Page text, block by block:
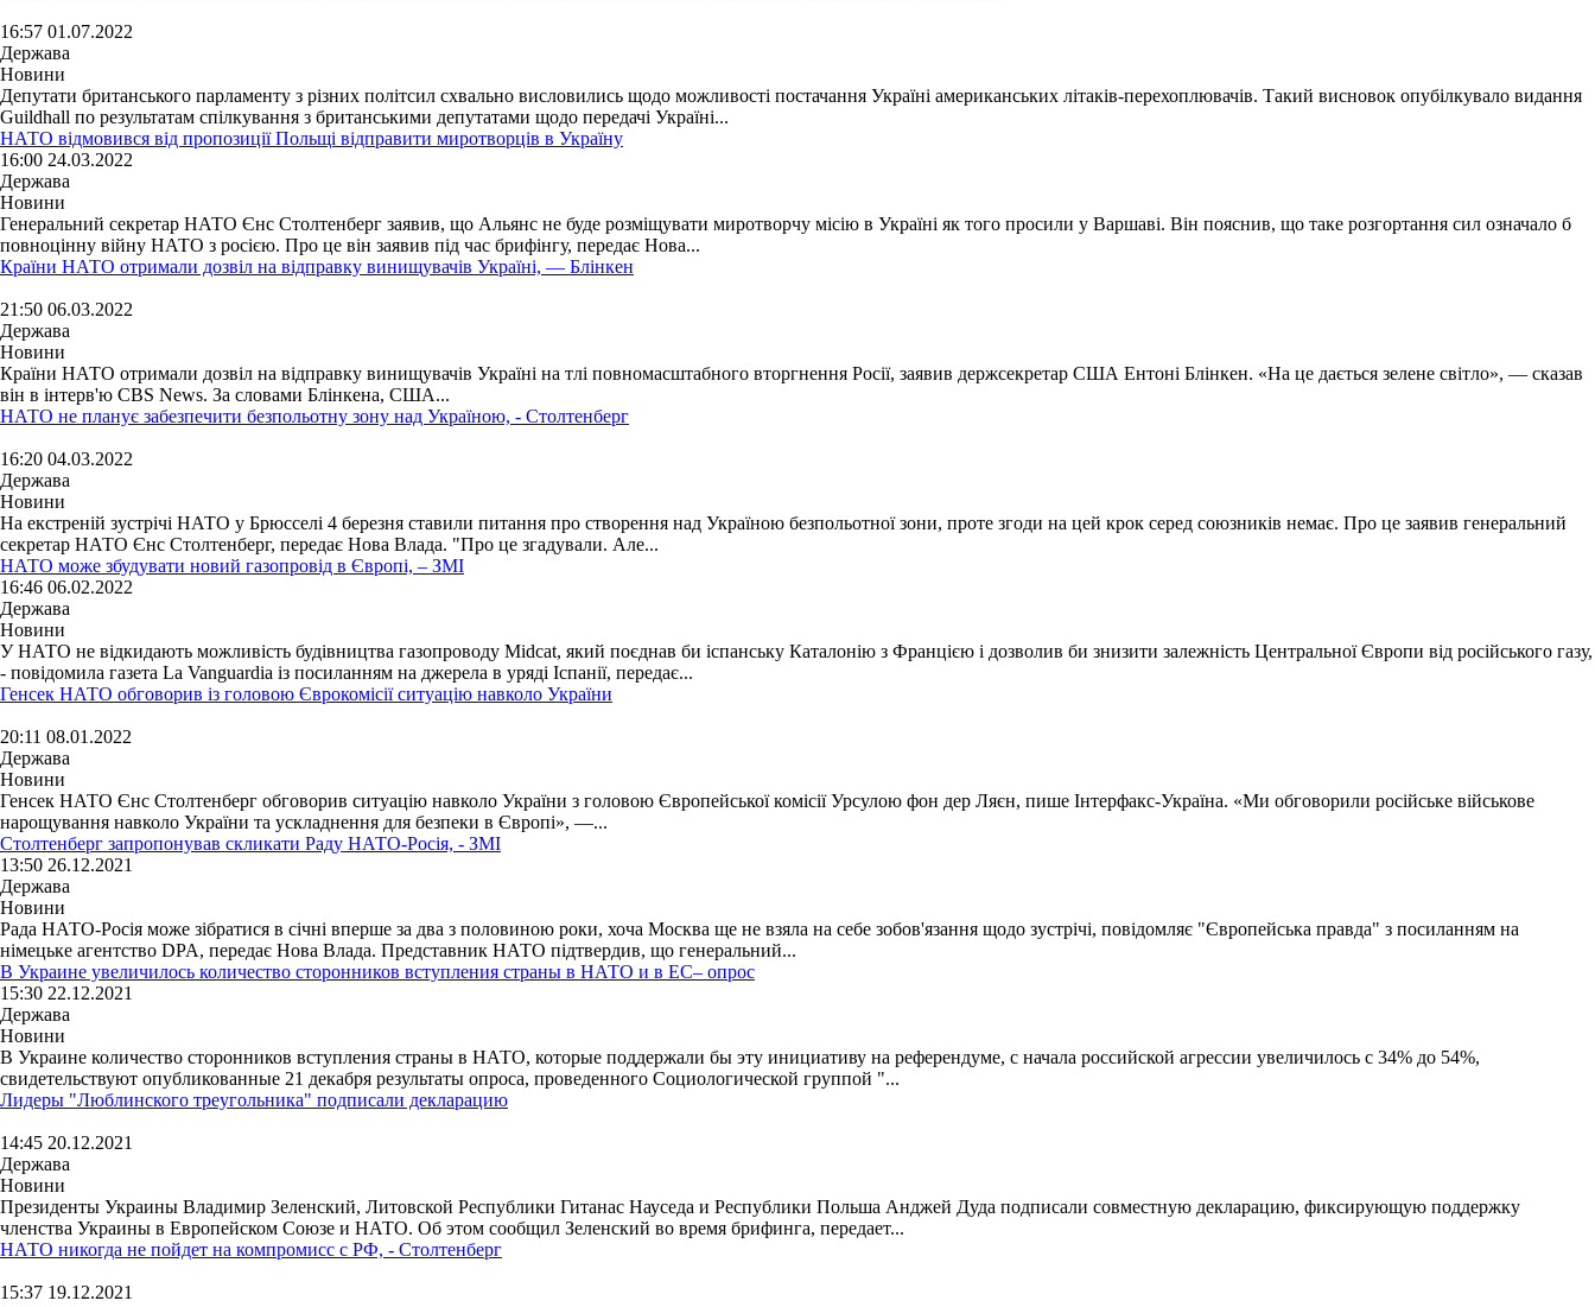
16:57 01.07.2022
Держава
Новини
Депутати британського парламенту з різних політсил схвально висловились щодо можливості постачання Україні американських літаків-перехоплювачів. Такий висновок опубілкувало видання
Guildhall по результатам спілкування з британськими депутатами щодо передачі Україні...
НАТО відмовився від пропозиції Польщі відправити миротворців в Україну
16:00 24.03.2022
Держава
Новини
Генеральний секретар НАТО Єнс Столтенберг заявив, що Альянс не буде розміщувати миротворчу місію в Україні як того просили у Варшаві. Він пояснив, що таке розгортання сил означало б
повноцінну війну НАТО з росією. Про це він заявив під час брифінгу, передає Нова...
Країни НАТО отримали дозвіл на відправку винищувачів Україні, — Блінкен
21:50 06.03.2022
Держава
Новини
Країни НАТО отримали дозвіл на відправку винищувачів Україні на тлі повномасштабного вторгнення Росії, заявив держсекретар США Ентоні Блінкен. «На це дається зелене світло», — сказав
він в інтерв'ю CBS News. За словами Блінкена, США...
НАТО не планує забезпечити безпольотну зону над Україною, - Столтенберг
16:20 04.03.2022
Держава
Новини
На екстреній зустрічі НАТО у Брюсселі 4 березня ставили питання про створення над Україною безпольотної зони, проте згоди на цей крок серед союзників немає. Про це заявив генеральний
секретар НАТО Єнс Столтенберг, передає Нова Влада. "Про це згадували. Але...
НАТО може збудувати новий газопровід в Європі, – ЗМІ
16:46 06.02.2022
Держава
Новини
У НАТО не відкидають можливість будівництва газопроводу Midcat, який поєднав би іспанську Каталонію з Францією і дозволив би знизити залежність Центральної Європи від російського газу,
- повідомила газета La Vanguardia із посиланням на джерела в уряді Іспанії, передає...
Генсек НАТО обговорив із головою Єврокомісії ситуацію навколо України
20:11 08.01.2022
Держава
Новини
Генсек НАТО Єнс Столтенберг обговорив ситуацію навколо України з головою Європейської комісії Урсулою фон дер Ляєн, пише Інтерфакс-Україна. «Ми обговорили російське військове
нарощування навколо України та ускладнення для безпеки в Європі», —...
Столтенберг запропонував скликати Раду НАТО-Росія, - ЗМІ
13:50 26.12.2021
Держава
Новини
Рада НАТО-Росія може зібратися в січні вперше за два з половиною роки, хоча Москва ще не взяла на себе зобов'язання щодо зустрічі, повідомляє "Європейська правда" з посиланням на
німецьке агентство DPA, передає Нова Влада. Представник НАТО підтвердив, що генеральний...
В Украине увеличилось количество сторонников вступления страны в НАТО и в ЕС– опрос
15:30 22.12.2021
Держава
Новини
В Украине количество сторонников вступления страны в НАТО, которые поддержали бы эту инициативу на референдуме, с начала российской агрессии увеличилось с 34% до 54%,
свидетельствуют опубликованные 21 декабря результаты опроса, проведенного Социологической группой "...
Лидеры "Люблинского треугольника" подписали декларацию
14:45 20.12.2021
Держава
Новини
Президенты Украины Владимир Зеленский, Литовской Республики Гитанас Науседа и Республики Польша Анджей Дуда подписали совместную декларацию, фиксирующую поддержку
членства Украины в Европейском Союзе и НАТО. Об этом сообщил Зеленский во время брифинга, передает...
НАТО никогда не пойдет на компромисс с РФ, - Столтенберг
15:37 19.12.2021